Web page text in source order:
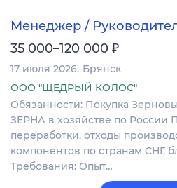
Менеджер /
35 000–120 000 ₽
17 июля 2026 Брянск
ООО "ЩЕДРЫЙ КОЛОС"
Обязанности: Покупка
ЗЕРНА в хозяйстве по России
переработки, отходы
компонентов по странам СНГ,
Требования: Опыт…